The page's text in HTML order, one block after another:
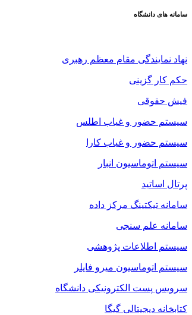
سامانه های دانشگاه
نهاد نمایندگی مقام معظم رهبری
حکم کار گزینی
فیش حقوقی
سیستم حضور و غیاب اطلس
سیستم حضور و غیاب کارا
سیستم اتوماسیون انبار
پرتال اساتید
سامانه تیکتینگ مرکز داده
سامانه علم سنجی
سیستم اطلاعات پژوهشی
سیستم اتوماسیون میرو فایلر
سرویس پست الکترونیکی دانشگاه
کتابخانه دیجیتالی گیگا